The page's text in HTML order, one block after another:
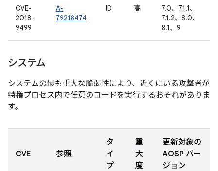
CVE-
2018-
9499
A-
79218474
ID 高
7.0、7.1.1、
7.1.2、8.0、
8.1、9
システム
システムの最も重大な脆弱性により、近くにいる攻撃者が
特権プロセス内で任意のコードを実行するおそれがありま
す。
CVE 参照
タ
イ
プ
重
大
度
更新対象の
AOSP バー
ジョン